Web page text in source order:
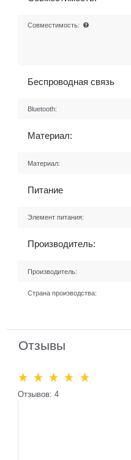
Совместимость:
Беспроводная связь
Bluetooth:
Материал:
Материал:
Питание
Элемент питания:
Производитель:
Производитель:
Страна производства:
Отзывы
Отзывов: 4